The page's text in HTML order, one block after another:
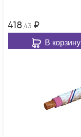
418,43 ₽
В корзину